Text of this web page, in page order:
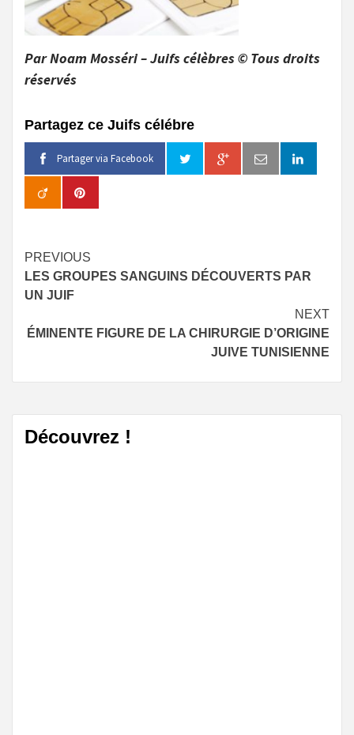
Par Noam Mosséri – Juifs célèbres © Tous droits
réservés
Partagez ce Juifs célébre
Partager via Facebook
Continue
Reading
PREVIOUS
LES GROUPES SANGUINS DÉCOUVERTS PAR
UN JUIF
NEXT
ÉMINENTE FIGURE DE LA CHIRURGIE D’ORIGINE
JUIVE TUNISIENNE
Découvrez !